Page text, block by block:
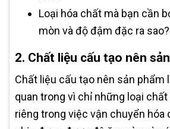
Loại hóa chất mà bạn cần
mòn và độ đậm đặc ra sao?
2. Chất liệu cấu tạo nên
Chất liệu cấu tạo nên sản phẩm
quan trong vì chỉ những loại
riêng trong việc vận chuyển hóa